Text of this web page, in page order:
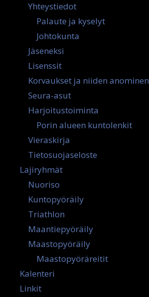
Yhteystiedot
Palaute ja kyselyt
Johtokunta
Jäseneksi
Lisenssit
Korvaukset ja niiden anominen
Seura-asut
Harjoitustoiminta
Porin alueen kuntolenkit
Vieraskirja
Tietosuojaseloste
Lajiryhmät
Nuoriso
Kuntopyöräily
Triathlon
Maantiepyöräily
Maastopyöräily
Maastopyöräreitit
Kalenteri
Linkit